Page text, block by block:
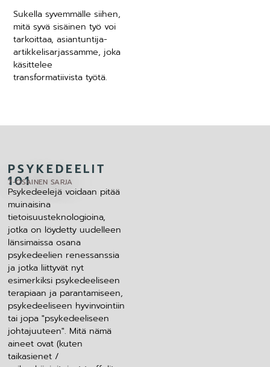
Sukella syvemmälle siihen,
mitä syvä sisäinen työ voi
tarkoittaa, asiantuntija-
artikkelisarjassamme, joka
käsittelee
transformatiivista työtä.
PSYKEDEELIT
101
7-OSAINEN SARJA
Psykedeelejä voidaan pitää
muinaisina
tietoisuusteknologioina,
jotka on löydetty uudelleen
länsimaissa osana
psykedeelien renessanssia
ja jotka liittyvät nyt
esimerkiksi psykedeeliseen
terapiaan ja parantamiseen,
psykedeeliseen hyvinvointiin
tai jopa "psykedeeliseen
johtajuuteen". Mitä nämä
aineet ovat (kuten
taikasienet /